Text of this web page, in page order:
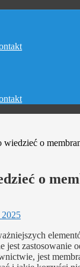
wiedzieć o
o
2025
jest zastosowanie
jest